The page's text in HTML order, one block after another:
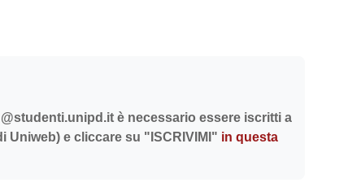
è necessario essere iscritti a
Uniweb) e cliccare su "ISCRIVIMI" in questa